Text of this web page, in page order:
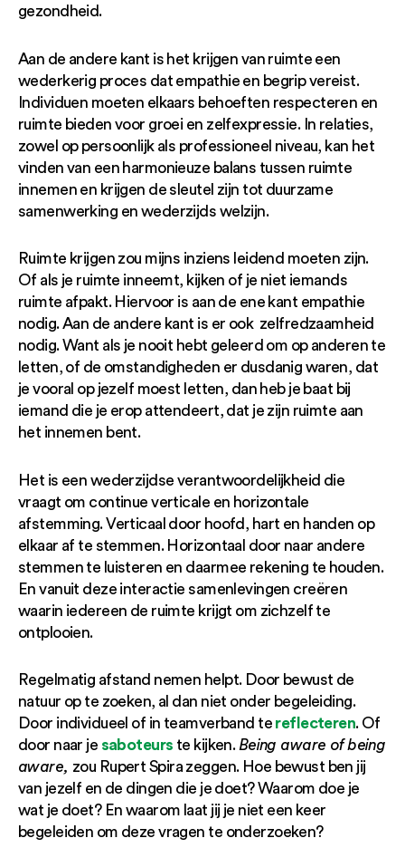
gezondheid.
Aan de andere kant is het krijgen van ruimte een
wederkerig proces dat empathie en begrip vereist.
Individuen moeten elkaars behoeften respecteren en
ruimte bieden voor groei en zelfexpressie. In relaties,
zowel op persoonlijk als professioneel niveau, kan het
vinden van een harmonieuze balans tussen ruimte
innemen en krijgen de sleutel zijn tot duurzame
samenwerking en wederzijds welzijn.
Ruimte krijgen zou mijns inziens leidend moeten zijn.
Of als je ruimte inneemt, kijken of je niet iemands
ruimte afpakt. Hiervoor is aan de ene kant empathie
nodig. Aan de andere kant is er ook zelfredzaamheid
nodig. Want als je nooit hebt geleerd om op anderen te
letten, of de omstandigheden er dusdanig waren, dat
je vooral op jezelf moest letten, dan heb je baat bij
iemand die je erop attendeert, dat je zijn ruimte aan
het innemen bent.
Het is een wederzijdse verantwoordelijkheid die
vraagt om continue verticale en horizontale
afstemming. Verticaal door hoofd, hart en handen op
elkaar af te stemmen. Horizontaal door naar andere
stemmen te luisteren en daarmee rekening te houden.
En vanuit deze interactie samenlevingen creëren
waarin iedereen de ruimte krijgt om zichzelf te
ontplooien.
Regelmatig afstand nemen helpt. Door bewust de
natuur op te zoeken, al dan niet onder begeleiding.
Door individueel of in teamverband tereflecteren. Of
door naar je saboteurs te kijken.Being aware of being
aware, zou Rupert Spira zeggen. Hoe bewust ben jij
van jezelf en de dingen die je doet? Waarom doe je
wat je doet? En waarom laat jij je niet een keer
begeleiden om deze vragen te onderzoeken?